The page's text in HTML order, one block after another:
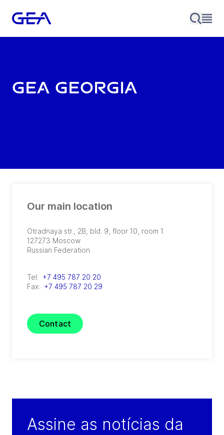
GEA Georgia
Our main location
Otradnaya str., 2B, bld. 9, floor 10, room 1
127273 Moscow
Russian Federation
Tel: +7 495 787 20 20
Fax: +7 495 787 20 29
Contact
Assine as notícias da